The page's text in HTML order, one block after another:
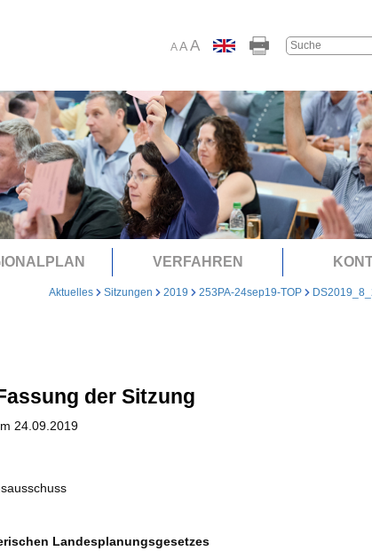
A AA
VERFAHREN
Aktuelles Sitzungen 2019 253PA-24sep19-TOP
der Sitzung
24.09.2019
Landesplanungsgesetzes